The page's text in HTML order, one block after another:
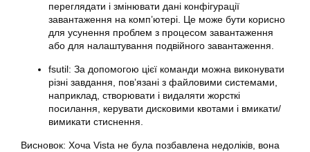
переглядати і змінювати дані конфігурації
завантаження на комп’ютері. Це може бути корисно
для усунення проблем з процесом завантаження
або для налаштування подвійного завантаження.
fsutil: За допомогою цієї команди можна виконувати
різні завдання, пов’язані з файловими системами,
наприклад, створювати і видаляти жорсткі
посилання, керувати дисковими квотами і вмикати/
вимикати стиснення.
Висновок: Хоча Vista не була позбавлена недоліків, вона